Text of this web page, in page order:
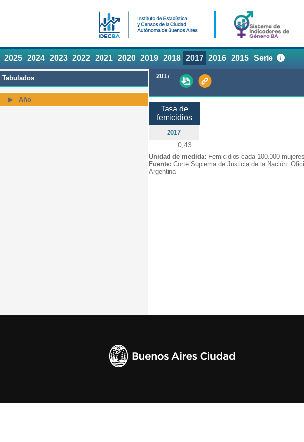
2025 2024 2023 2022 2021 2020 2019 2018 2017 2016 2015 Serie
Tabulados
Año
2017
Tasa de
femicidios
2017
0,43
Unidad de medida: Femicidios cada 100.000
Fuente: Corte Suprema de Justicia de la Nación.
Argentina